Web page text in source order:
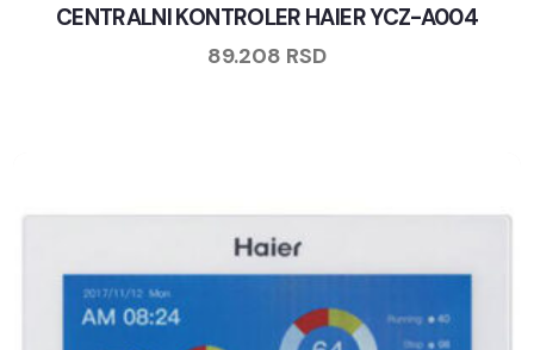
CENTRALNI KONTROLER HAIER YCZ-A004
89.208 RSD